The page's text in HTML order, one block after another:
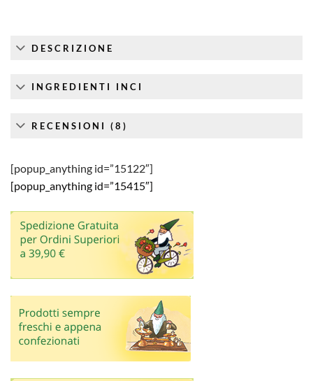
DESCRIZIONE
INGREDIENTI INCI
RECENSIONI (8)
[popup_anything id=”15122″]
[popup_anything id=”15415″]